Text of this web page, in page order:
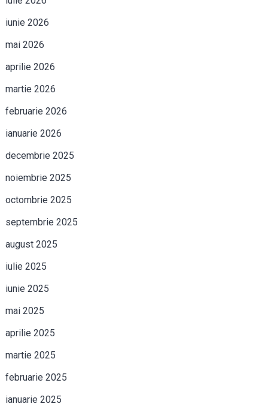
iunie 2026
mai 2026
aprilie 2026
martie 2026
februarie 2026
ianuarie 2026
decembrie 2025
noiembrie 2025
octombrie 2025
septembrie 2025
august 2025
iulie 2025
iunie 2025
mai 2025
aprilie 2025
martie 2025
februarie 2025
ianuarie 2025